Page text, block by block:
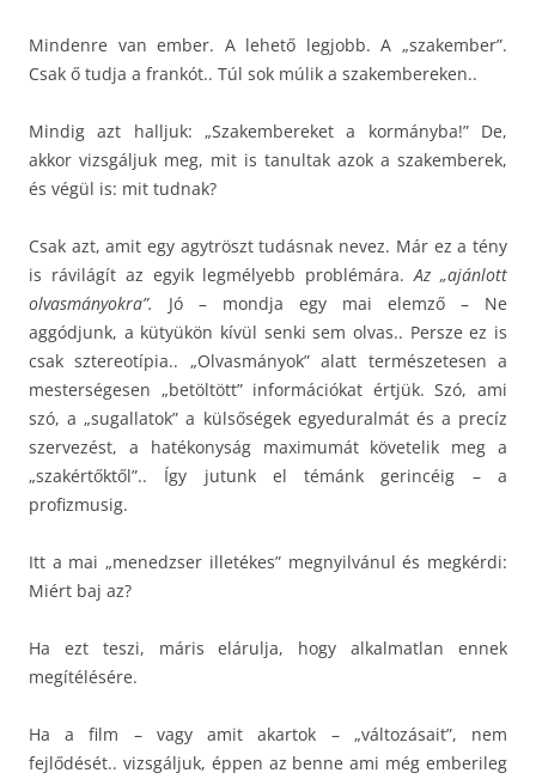
Mindenre van ember. A lehető legjobb. A „szakember”.
Csak ő tudja a frankót.. Túl sok múlik a szakembereken..
Mindig azt halljuk: „Szakembereket a kormányba!” De,
akkor vizsgáljuk meg, mit is tanultak azok a szakemberek,
és végül is: mit tudnak?
Csak azt, amit egy agytröszt tudásnak nevez. Már ez a tény
is rávilágít az egyik legmélyebb problémára.Az „ajánlott
olvasmányokra”. Jó – mondja egy mai elemző – Ne
aggódjunk, a kütyükön kívül senki sem olvas.. Persze ez is
csak sztereotípia.. „Olvasmányok” alatt természetesen a
mesterségesen „betöltött” információkat értjük. Szó, ami
szó, a „sugallatok” a külsőségek egyeduralmát és a precíz
szervezést, a hatékonyság maximumát követelik meg a
„szakértőktől”.. Így jutunk el témánk gerincéig – a
profizmusig.
Itt a mai „menedzser illetékes” megnyilvánul és megkérdi:
Miért baj az?
Ha ezt teszi, máris elárulja, hogy alkalmatlan ennek
megítélésére.
Ha a film – vagy amit akartok – „változásait”, nem
fejlődését.. vizsgáljuk, éppen az benne ami még emberileg